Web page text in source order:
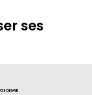
ses
DE MYR